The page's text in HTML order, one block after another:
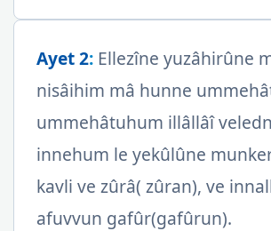
Ayet 2: Ellezîne yuzâhirûne
nisâihim mâ hunne
ummehâtuhum illâllâî
innehum le yekûlûne
kavli ve zûrâ( zûran), ve
afuvvun gafûr(gafûrun).